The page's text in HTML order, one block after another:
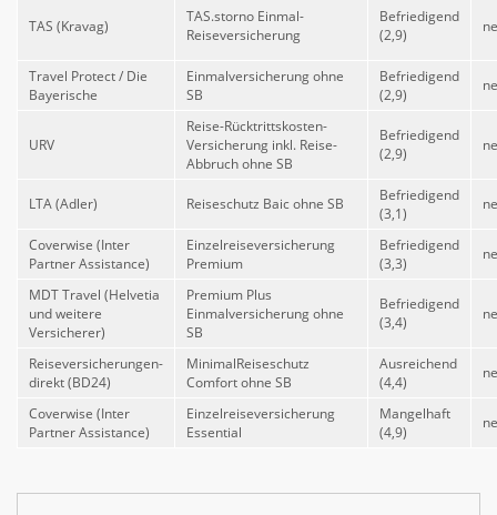
TAS (Kravag)
TAS.storno Einmal-
Reiseversicherung
Befriedigend
(2,9)
Travel Protect / Die
Bayerische
Einmalversicherung ohne
SB
Befriedigend
(2,9)
URV
Reise-Rücktrittskosten-
Versicherung inkl. Reise-
Abbruch ohne SB
Befriedigend
(2,9)
LTA (Adler) Reiseschutz Baic ohne SB
Befriedigend
(3,1)
Coverwise (Inter
Partner Assistance)
Einzelreiseversicherung
Premium
Befriedigend
(3,3)
MDT Travel (Helvetia
und weitere
Versicherer)
Premium Plus
Einmalversicherung ohne
SB
Befriedigend
(3,4)
Reiseversicherungen-
direkt (BD24)
MinimalReiseschutz
Comfort ohne SB
Ausreichend
(4,4)
Coverwise (Inter
Partner Assistance)
Einzelreiseversicherung
Essential
Mangelhaft
(4,9)